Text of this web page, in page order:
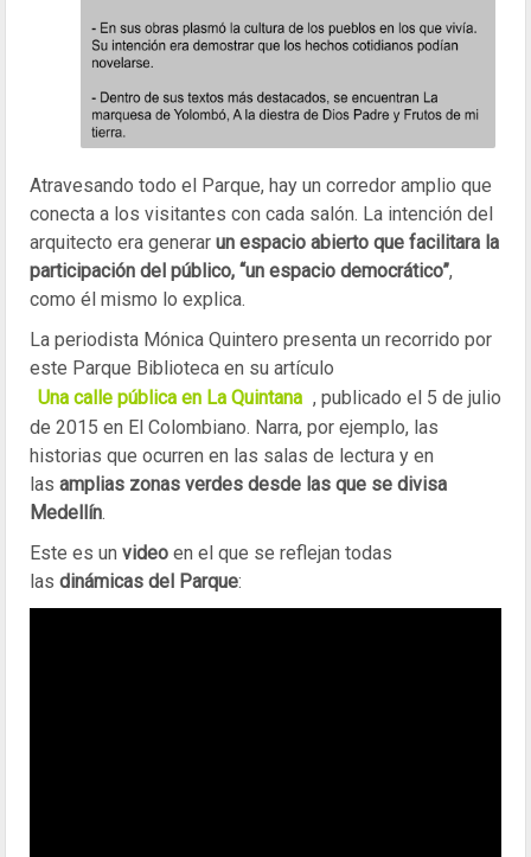
Atravesando todo el Parque, hay un corredor amplio que
conecta a los visitantes con cada salón. La intención del
arquitecto era generar un espacio abierto que facilitara la
participación del público, “un espacio democrático”,
como él mismo lo explica.
La periodista Mónica Quintero presenta un recorrido por
este Parque Biblioteca en su artículo
Una calle pública en La Quintana , publicado el 5 de julio
de 2015 en El Colombiano. Narra, por ejemplo, las
historias que ocurren en las salas de lectura y en
las amplias zonas verdes desde las que se divisa
Medellín.
Este es un video en el que se reflejan todas
las dinámicas del Parque: